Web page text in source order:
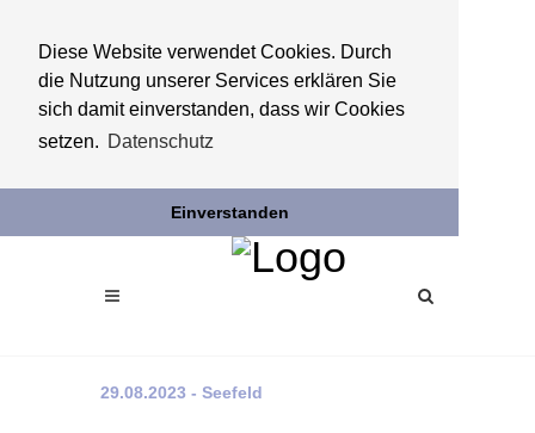
Diese Website verwendet Cookies. Durch
die Nutzung unserer Services erklären Sie
sich damit einverstanden, dass wir Cookies
setzen. Datenschutz
Einverstanden
29.08.2023 - Seefeld